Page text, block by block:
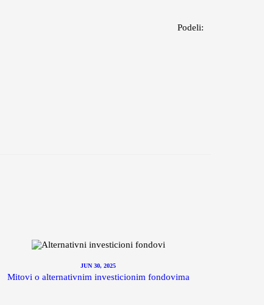
Podeli:
JUN 30, 2025
Mitovi o alternativnim investicionim fondovima